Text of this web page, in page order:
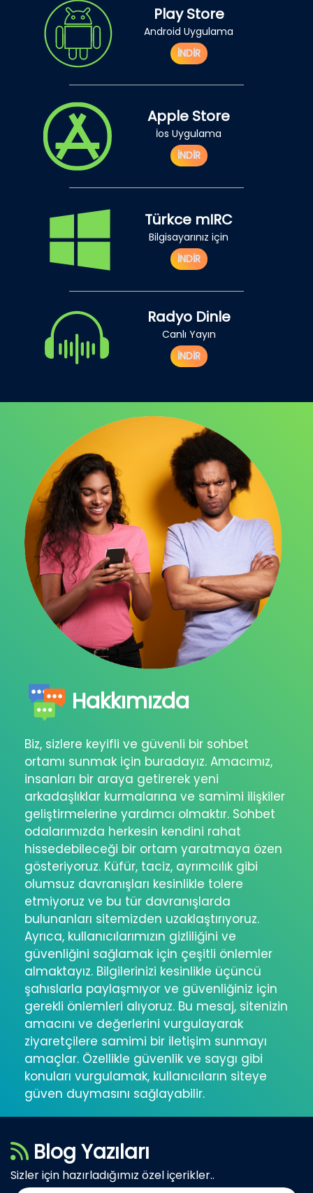
Play Store
Android Uygulama
İNDİR
Apple Store
İos Uygulama
İNDİR
Türkce mIRC
Bilgisayarınız için
İNDİR
Radyo Dinle
Canlı Yayın
İNDİR
Hakkımızda
Biz, sizlere keyifli ve güvenli bir sohbet
ortamı sunmak için buradayız. Amacımız,
insanları bir araya getirerek yeni
arkadaşlıklar kurmalarına ve samimi ilişkiler
geliştirmelerine yardımcı olmaktır. Sohbet
odalarımızda herkesin kendini rahat
hissedebileceği bir ortam yaratmaya özen
gösteriyoruz. Küfür, taciz, ayrımcılık gibi
olumsuz davranışları kesinlikle tolere
etmiyoruz ve bu tür davranışlarda
bulunanları sitemizden uzaklaştırıyoruz.
Ayrıca, kullanıcılarımızın gizliliğini ve
güvenliğini sağlamak için çeşitli önlemler
almaktayız. Bilgilerinizi kesinlikle üçüncü
şahıslarla paylaşmıyor ve güvenliğiniz için
gerekli önlemleri alıyoruz. Bu mesaj, sitenizin
amacını ve değerlerini vurgulayarak
ziyaretçilere samimi bir iletişim sunmayı
amaçlar. Özellikle güvenlik ve saygı gibi
konuları vurgulamak, kullanıcıların siteye
güven duymasını sağlayabilir.
Blog Yazıları
Sizler için hazırladığımız özel içerikler..